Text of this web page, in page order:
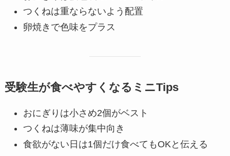
つくねは重ならないよう配置
卵焼きで色味をプラス
受験生が食べやすくなるミニTips
おにぎりは小さめ2個がベスト
つくねは薄味が集中向き
食欲がない日は1個だけ食べてもOKと伝える